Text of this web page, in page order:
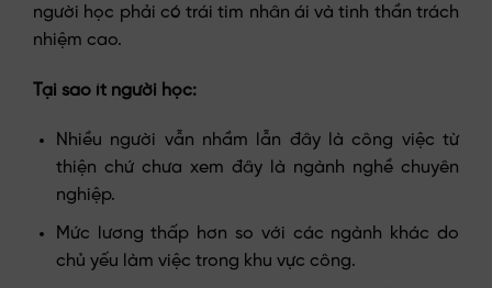
người học phải có trái tim nhân ái và tinh thần trách
nhiệm cao.
Tại sao ít người học:
Nhiều người vẫn nhầm lẫn đây là công việc từ
thiện chứ chưa xem đây là ngành nghề chuyên
nghiệp.
Mức lương thấp hơn so với các ngành khác do
chủ yếu làm việc trong khu vực công.